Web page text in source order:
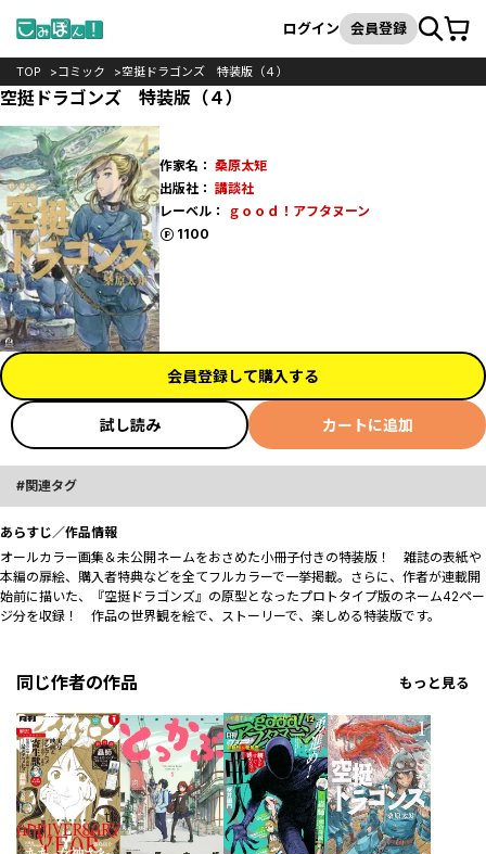
検索
ログイン 会員登録カート
TOP コミック 空挺ドラゴンズ 特装版（４）
空挺ドラゴンズ 特装版（４）
作家名： 桑原太矩
出版社： 講談社
レーベル：
ｇｏｏｄ！アフタヌーン
1100
ポイント
会員登録して購入する
試し読み カートに追加
関連タグ
あらすじ／作品情報
オールカラー画集＆未公開ネームをおさめた小冊子付きの特装版！ 雑誌の表紙や
本編の扉絵、購入者特典などを全てフルカラーで一挙掲載。さらに、作者が連載開
始前に描いた、『空挺ドラゴンズ』の原型となったプロトタイプ版のネーム42ペー
ジ分を収録！ 作品の世界観を絵で、ストーリーで、楽しめる特装版です。
同じ作者の作品 もっと見る